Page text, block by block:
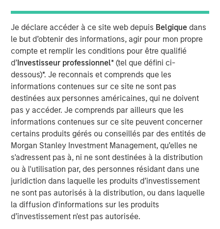
Je déclare accéder à ce site web depuis Belgique dans
le but d’obtenir des informations, agir pour mon propre
compte et remplir les conditions pour être qualifié
d’Investisseur professionnel* (tel que défini ci-
dessous)*. Je reconnais et comprends que les
informations contenues sur ce site ne sont pas
destinées aux personnes américaines, qui ne doivent
pas y accéder. Je comprends par ailleurs que les
informations contenues sur ce site peuvent concerner
certains produits gérés ou conseillés par des entités de
Morgan Stanley Investment Management, qu’elles ne
s'adressent pas à, ni ne sont destinées à la distribution
ou à l'utilisation par, des personnes résidant dans une
juridiction dans laquelle les produits d’investissement
ne sont pas autorisés à la distribution, ou dans laquelle
la diffusion d'informations sur les produits
d’investissement n'est pas autorisée.
management platform that people love to use. Today,
Samanage serves over 2 million users worldwide and
helps them to rapidly and consistently deliver a superior
service experience across departments, including IT, HR,
finance, facilities, marketing, and any other team. These
solutions have the ability to transform how employees
get their work done, while ultimately improving how
external customers are served.
“By providing the most innovative employee service
management solution in the market, we are able to focus
on redefining the service experiences of our customer’s
employees. Samanage gives organizations the ability to
dramatically improve employee engagement and
productivity,” said Doron Gordon, Founder and CEO.
“Service Success translates to employee success, and
ultimately, business success — and that’s what
Samanage is all about. We are excited to partner with
Morgan Stanley Expansion Capital to accelerate our